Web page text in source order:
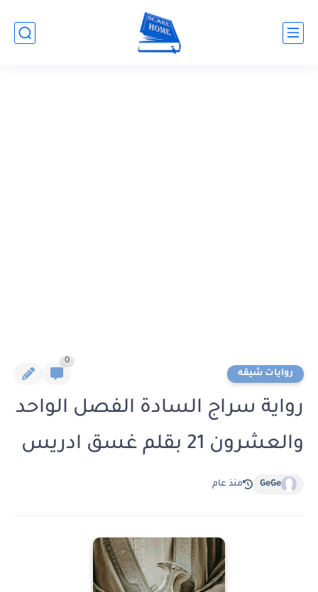
روايات شيقه
0
رواية سراج السادة الفصل الواحد
والعشرون 21 بقلم غسق ادريس
GeGe منذ عام